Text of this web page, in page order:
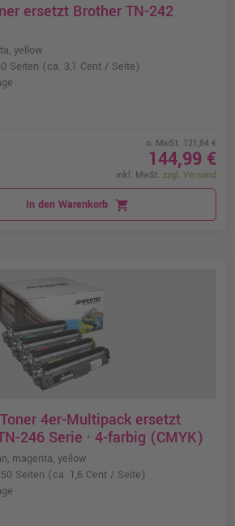
ersetzt Brother TN-242
yellow
Seiten (ca. 3,1 Cent / Seite)
o. MwSt. 121,84 €
144,99 €
inkl. MwSt. zzgl. Versand
In den Warenkorb shopping_cart
4er-Multipack ersetzt
246 Serie · 4-farbig (CMYK)
magenta, yellow
Seiten (ca. 1,6 Cent / Seite)